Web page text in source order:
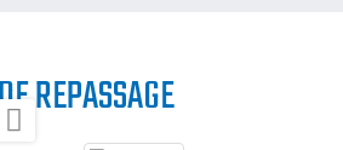
REPASSAGE
